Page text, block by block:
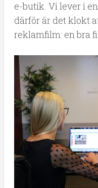
e-butik. Vi lever i
därför är det klokt
reklamfilm: en bra